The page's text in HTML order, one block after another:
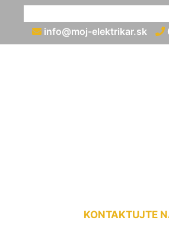
info@moj-elektrikar.sk
KONTAKTUJTE